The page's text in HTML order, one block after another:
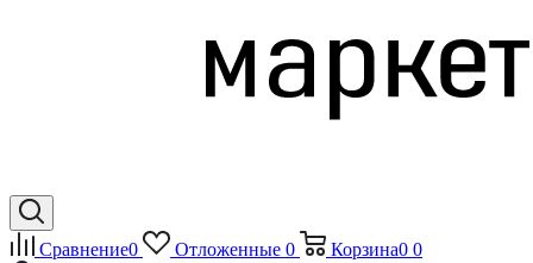
Сравнение0 Отложенные 0 Корзина0 0